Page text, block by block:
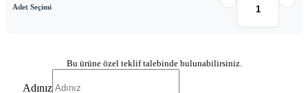
Adet Seçimi
Bu ürüne özel teklif talebinde bulunabilirsiniz.
Adınız